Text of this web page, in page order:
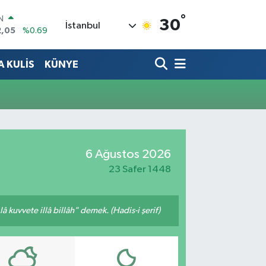
%0.06
İstanbul 30°
KULİS KÜNYE
6 Ağustos 2026
23 Safer 1448
kuvvete illâ billâh" demek. (Hadis-i şerif)